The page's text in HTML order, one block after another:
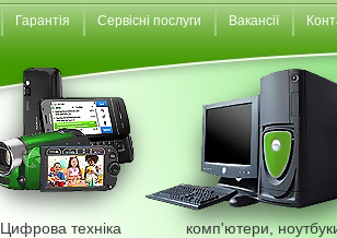
Гарантія Сервісні послуги Вакансії
Цифрова техніка комп'ютери,